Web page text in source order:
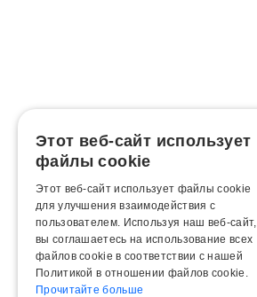
Этот веб-сайт использует
файлы cookie
Этот веб-сайт использует файлы cookie
для улучшения взаимодействия с
пользователем. Используя наш веб-сайт,
вы соглашаетесь на использование всех
файлов cookie в соответствии с нашей
Политикой в ​​отношении файлов cookie.
Прочитайте больше